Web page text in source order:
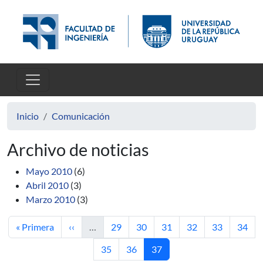
Inicio Comunicación
Archivo de noticias
Mayo 2010 (6)
Abril 2010 (3)
Marzo 2010 (3)
Primera página
« Primera Página anterior
‹‹ … Página
29 Página
30 Página
31 Página
32 Página
33
34
Página
35 Página
36 Página actual
37